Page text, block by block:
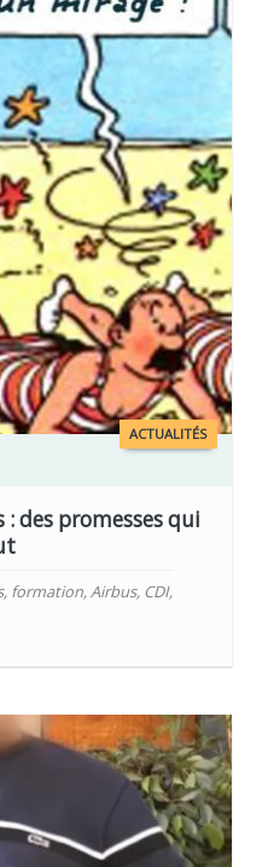
ACTUALITÉS
des promesses qui
, formation,Airbus, CDI,